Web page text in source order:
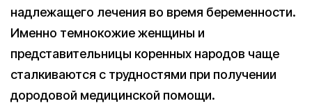
надлежащего лечения во время беременности.
Именно темнокожие женщины и
представительницы коренных народов чаще
сталкиваются с трудностями при получении
дородовой медицинской помощи.